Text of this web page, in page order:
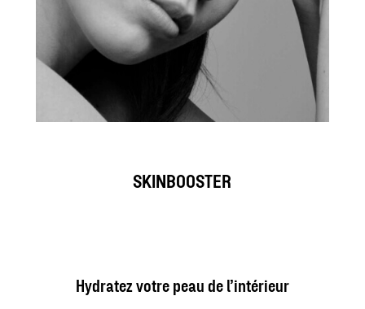
SKINBOOSTER
Hydratez votre peau de l’intérieur